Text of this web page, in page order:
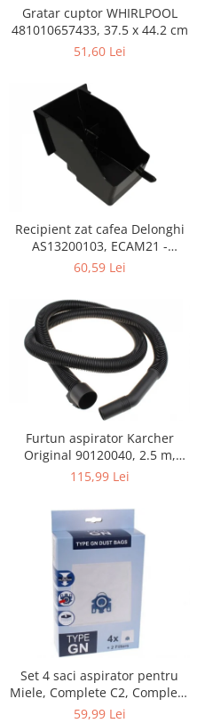
Servere, Componente & UPS
Telecomenzi garaj
Accesorii antrenament
Accesorii Fitness
Accesorii sportive
Articole Voiaj
Sporturi acvatice
Sporturi de interior
Aparate Foto & Accesorii
Audio HI-FI & Profesionale
Camere video si sport
Drone si Accesorii
Home Cinema & Audio
Playere, Boxe & Casti
Telescoape & Optica
Televizoare & accesorii
Ambalaje cadouri
Curatenie si intretinere
Gratar cuptor WHIRLPOOL
481010657433, 37.5 x 44.2 cm
51,60 Lei
Recipient zat cafea Delonghi
AS13200103, ECAM21 -
ECAM25
60,59 Lei
Furtun aspirator Karcher
Original 90120040, 2.5 m,
negru
115,99 Lei
Set 4 saci aspirator pentru
Miele, Complete C2, Complete
C3, Classic C1, S8, S5, S2,
59,99 Lei